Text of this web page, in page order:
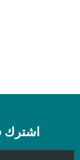
اشترك